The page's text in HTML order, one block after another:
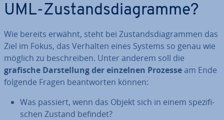
UML-Zu­stands­dia­gram­me?
Wie bereits erwähnt, steht bei Zu­stands­dia­gram­men das
Ziel im Fokus, das Verhalten eines Systems so genau wie
möglich zu be­schrei­ben. Unter anderem soll die
grafische Dar­stel­lung der einzelnen Prozesseam Ende
folgende Fragen be­ant­wor­ten können:
Was passiert, wenn das Objekt sich in einem spe­zi­fi­
schen Zustand befindet?